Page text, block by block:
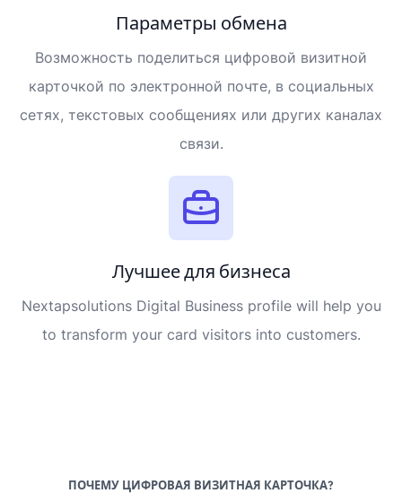
Параметры обмена
Возможность поделиться цифровой визитной
карточкой по электронной почте, в социальных
сетях, текстовых сообщениях или других каналах
связи.
Лучшее для бизнеса
Nextapsolutions Digital Business profile will help you
to transform your card visitors into customers.
ПОЧЕМУ ЦИФРОВАЯ ВИЗИТНАЯ КАРТОЧКА?